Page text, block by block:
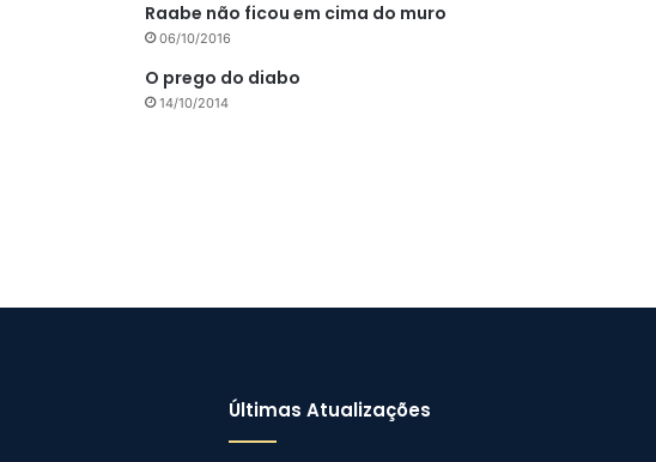
Raabe não ficou em cima do muro
06/10/2016
O prego do diabo
14/10/2014
Últimas Atualizações